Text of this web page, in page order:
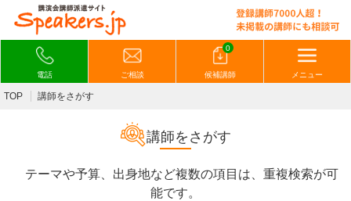
電話 ご相談
0
候補講師 メニュー
TOP 講師をさがす
講師をさがす
テーマや予算、出身地など複数の項目は、重複検索が可
能です。